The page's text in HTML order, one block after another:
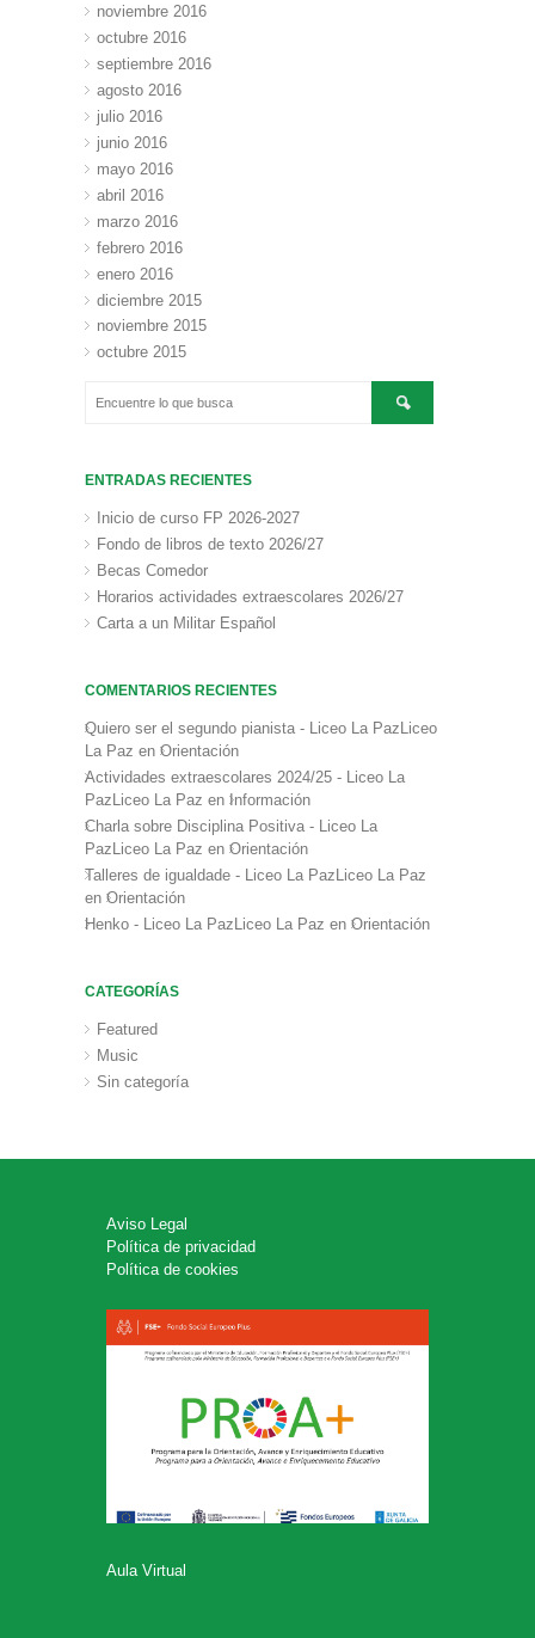
noviembre 2016
octubre 2016
septiembre 2016
agosto 2016
julio 2016
junio 2016
mayo 2016
abril 2016
marzo 2016
febrero 2016
enero 2016
diciembre 2015
noviembre 2015
octubre 2015
ENTRADAS RECIENTES
Inicio de curso FP 2026-2027
Fondo de libros de texto 2026/27
Becas Comedor
Horarios actividades extraescolares 2026/27
Carta a un Militar Español
COMENTARIOS RECIENTES
Quiero ser el segundo pianista - Liceo La PazLiceo
La Paz enOrientación
Actividades extraescolares 2024/25 - Liceo La
PazLiceo La Paz enInformación
Charla sobre Disciplina Positiva - Liceo La
PazLiceo La Paz enOrientación
Talleres de igualdade - Liceo La PazLiceo La Paz
enOrientación
Henko - Liceo La PazLiceo La Paz enOrientación
CATEGORÍAS
Featured
Music
Sin categoría
Aviso Legal
Política de privacidad
Política de cookies
Aula Virtual